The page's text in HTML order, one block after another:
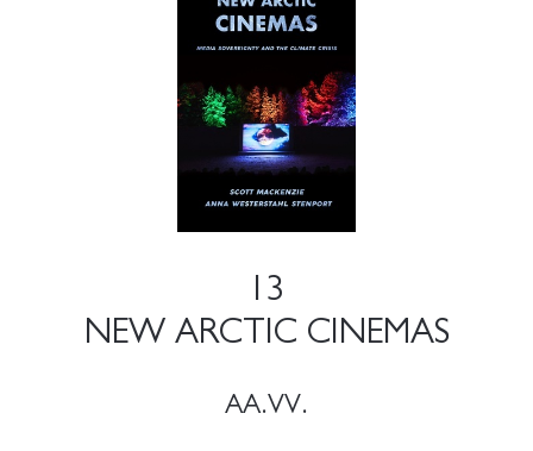
13
NEW ARCTIC CINEMAS
AA.VV.